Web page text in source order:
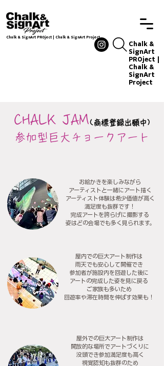
Chalk & SignArt PROject | Chalk & SignArt Project
Chalk &
SignArt
PROject |
Chalk &
SignArt
Project
CHALK JAM(商標登録出願中)
参加型巨大チョークアート
お絵かきを楽しみながら
アーティストと一緒にアート描く
アーティスト体験は希少価値が高く
満足度も抜群です！
完成アートを誇らげに撮影する
姿はどの会場でも多く見られます。
屋内での巨大アート制作は
雨天でも安心して開催でき
参加者が施設内を回遊した後に
アートの完成した姿を見に戻る
ご家族も多いため
​回遊率や滞在時間を伸ばす効果も！
​屋外での巨大アート制作は
開放的な場所でアートづくりに
没頭でき参加満足度も高く
視覚認知も抜群のため